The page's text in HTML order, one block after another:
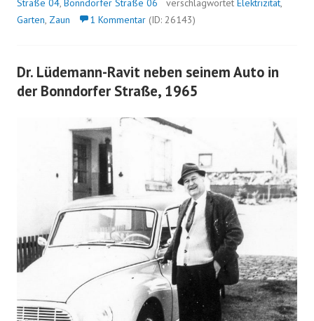
Garten Zaun 1 Kommentar (ID: 26143)
Dr. Lüdemann-Ravit neben seinem Auto in
der Bonndorfer Straße, 1965